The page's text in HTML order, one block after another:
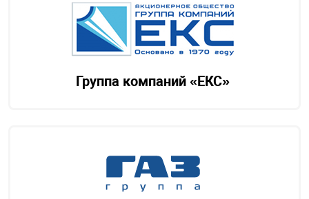
Группа компаний «ЕКС»